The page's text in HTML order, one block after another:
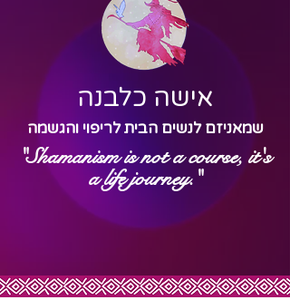
אישה כלבנה
שמאניזם לנשים הבית לריפוי והגשמה
"Shamanism is not a course, it's
a life journey."